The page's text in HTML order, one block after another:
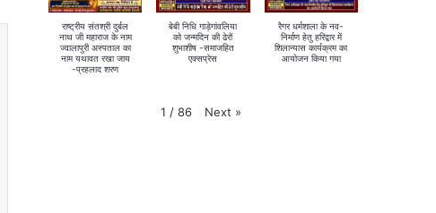
राष्ट्रीय संतश्री दुर्बल
नाथ जी महाराज के नाम
ज्वालापुरी अस्पताल का
नाम यथावत रखा जाय
-प्रहलाद शरण
बेबी निधि गाड़ेगांवलिया
को जन्मदिन की ढेरों
शुभाशीष -समाजहित
एक्सप्रेस
रैगर धर्मशाला के नव-
निर्माण हेतु हरिद्वार में
शिलान्यास कार्यक्रम का
आयोजन किया गया
1 / 86 Next »